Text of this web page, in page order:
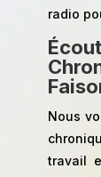
radio
Nous
travail